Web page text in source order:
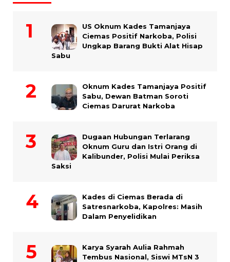
US Oknum Kades Tamanjaya
Ciemas Positif Narkoba, Polisi
Ungkap Barang Bukti Alat Hisap
Sabu
Oknum Kades Tamanjaya Positif
Sabu, Dewan Batman Soroti
Ciemas Darurat Narkoba
Dugaan Hubungan Terlarang
Oknum Guru dan Istri Orang di
Kalibunder, Polisi Mulai Periksa
Saksi
Kades di Ciemas Berada di
Satresnarkoba, Kapolres: Masih
Dalam Penyelidikan
Karya Syarah Aulia Rahmah
Tembus Nasional, Siswi MTsN 3